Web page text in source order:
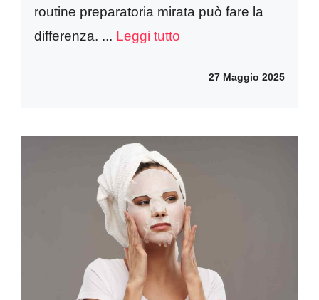
routine preparatoria mirata può fare la
differenza. ... Leggi tutto
27 Maggio 2025